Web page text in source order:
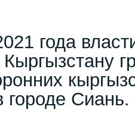
года
Кыргызстану
городе Сиань.